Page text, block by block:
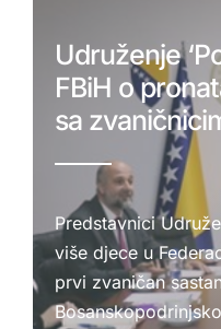
Udruženje
FBiH o
sa
Predstavnici
više djece u
prvi zvaničan